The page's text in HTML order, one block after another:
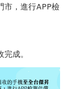
市，進行APP檢
成。